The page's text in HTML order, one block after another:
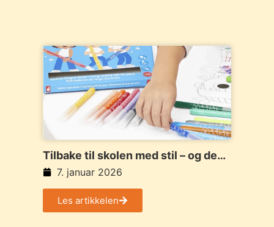
Tilbake til skolen med stil – og de
riktige verktøyene
7. januar 2026
Les artikkelen